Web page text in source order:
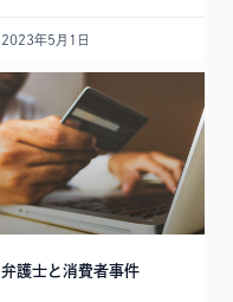
2023年5月1日
弁護士と消費者事件